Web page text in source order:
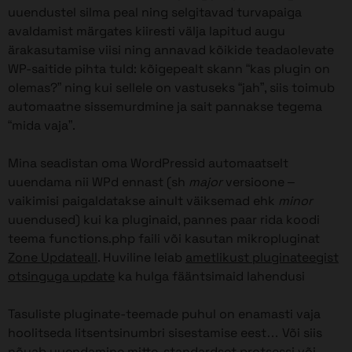
uuendustel silma peal ning selgitavad turvapaiga
avaldamist märgates kiiresti välja lapitud augu
ärakasutamise viisi ning annavad kõikide teadaolevate
WP-saitide pihta tuld: kõigepealt skann “kas plugin on
olemas?” ning kui sellele on vastuseks “jah”, siis toimub
automaatne sissemurdmine ja sait pannakse tegema
“mida vaja”.
Mina seadistan oma WordPressid automaatselt
uuendama nii WPd ennast (sh majorversioone –
vaikimisi paigaldatakse ainult väiksemad ehk minor
uuendused) kui ka pluginaid, pannes paar rida koodi
teema functions.php faili või kasutan mikropluginat
Zone Updateall . Huviline leiab ametlikust pluginateegist
otsinguga update ka hulga fääntsimaid lahendusi
Tasuliste pluginate-teemade puhul on enamasti vaja
hoolitseda litsentsinumbri sisestamise eest… Või siis